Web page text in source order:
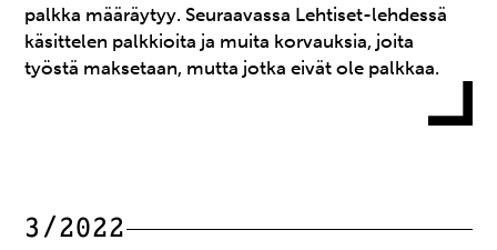
palkka määräytyy. Seuraavassa Lehtiset-lehdessä
käsittelen palkkioita ja muita korvauksia, joita
työstä maksetaan, mutta jotka eivät ole palkkaa.
3/2022